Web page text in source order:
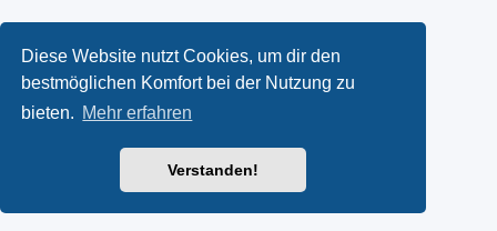
Diese Website nutzt Cookies, um dir den
bestmöglichen Komfort bei der Nutzung zu
bieten. Mehr erfahren
Verstanden!